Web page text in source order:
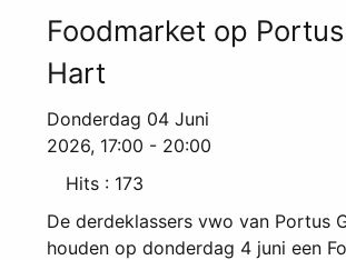
Foodmarket op
Hart
Donderdag 04 Juni
2026, 17:00 - 20:00
Hits : 173
De derdeklassers vwo van Portus
houden op donderdag 4 juni een